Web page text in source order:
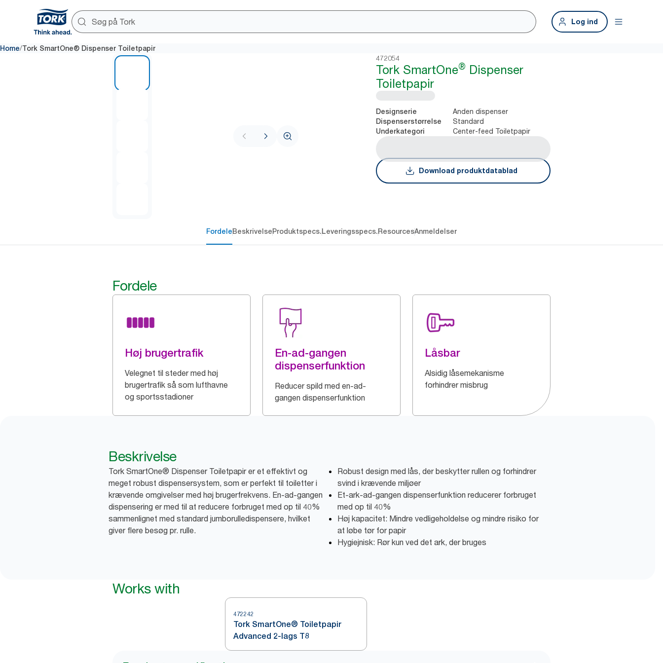
Log ind
Home/Tork SmartOne® Dispenser Toiletpapir
472054
Tork SmartOne® Dispenser
Toiletpapir
Designserie Anden dispenser
Dispenserstørrelse Standard
Underkategori Center-feed Toiletpapir
Download produktdatablad
FordeleBeskrivelseProduktspecs.Leveringsspecs.ResourcesAnmeldelser
Fordele
Høj brugertrafik
Velegnet til steder med høj
brugertrafik så som lufthavne
og sportsstadioner
En-ad-gangen
dispenserfunktion
Reducer spild med en-ad-
gangen dispenserfunktion
Låsbar
Alsidig låsemekanisme
forhindrer misbrug
Beskrivelse
Tork SmartOne® Dispenser Toiletpapir er et effektivt og
meget robust dispensersystem, som er perfekt til toiletter i
krævende omgivelser med høj brugerfrekvens. En-ad-gangen
dispensering er med til at reducere forbruget med op til 40%
sammenlignet med standard jumborulledispensere, hvilket
giver flere besøg pr. rulle.
Robust design med lås, der beskytter rullen og forhindrer
svind i krævende miljøer
Et-ark-ad-gangen dispenserfunktion reducerer forbruget
med op til 40%
Høj kapacitet: Mindre vedligeholdelse og mindre risiko for
at løbe tør for papir
Hygiejnisk: Rør kun ved det ark, der bruges
Works with
472242
Tork SmartOne® Toiletpapir
Advanced 2-lags T8